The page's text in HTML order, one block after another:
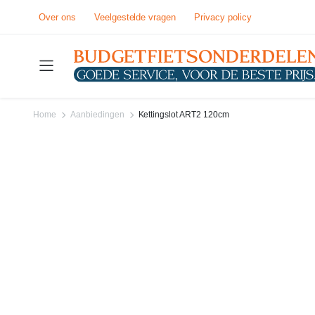
Over ons Veelgestelde vragen Privacy policy
Home Aanbiedingen Kettingslot ART2 120cm